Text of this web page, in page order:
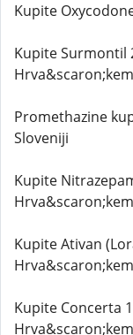
Kupite
Kupite Surmontil
Promethazine
Sloveniji
Kupite
Kupite Ativan
Kupite Concerta